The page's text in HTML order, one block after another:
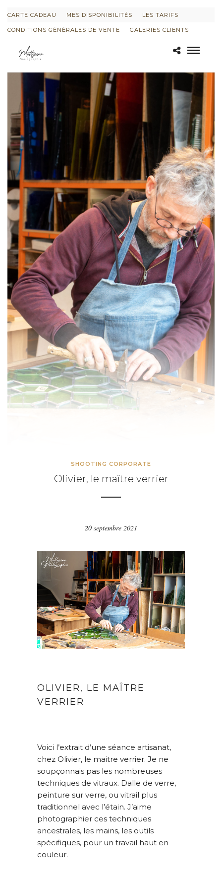
CARTE CADEAU MES DISPONIBILITÉS LES TARIFS
CONDITIONS GÉNÉRALES DE VENTE GALERIES CLIENTS
SHOOTING CORPORATE
Olivier, le maître verrier
20 septembre 2021
OLIVIER, LE MAÎTRE
VERRIER
Voici l’extrait d’une séance artisanat,
chez Olivier, le maitre verrier. Je ne
soupçonnais pas les nombreuses
techniques de vitraux. Dalle de verre,
peinture sur verre, ou vitrail plus
traditionnel avec l’étain. J’aime
photographier ces techniques
ancestrales, les mains, les outils
spécifiques, pour un travail haut en
couleur.